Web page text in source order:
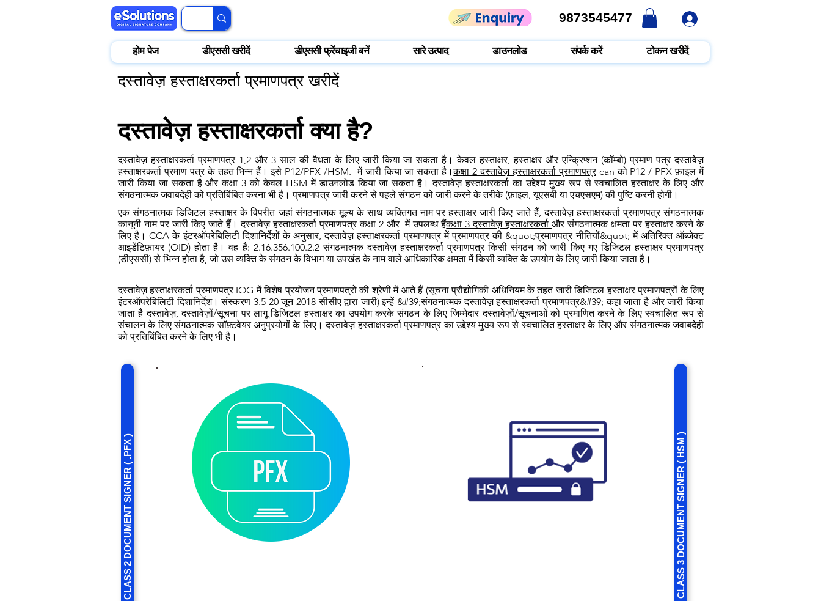
9873545477
9873545477
होम पेज डीएससी खरीदें डीएससी फ्रेंचाइजी बनें सारे उत्पाद डाउनलोड संपर्क करें टोकन खरीदें
दस्तावेज़ हस्ताक्षरकर्ता प्रमाणपत्र खरीदें
दस्तावेज़ हस्ताक्षरकर्ता क्या है?
दस्तावेज़ हस्ताक्षरकर्ता प्रमाणपत्र 1,2 और 3 साल की वैधता के लिए जारी किया जा सकता है। केवल हस्ताक्षर, हस्ताक्षर और एन्क्रिप्शन (कॉम्बो) प्रमाण पत्र दस्तावेज़
हस्ताक्षरकर्ता प्रमाण पत्र के तहत भिन्न हैं। इसे P12/PFX /HSM. में जारी किया जा सकता है।कक्षा 2 दस्तावेज़ हस्ताक्षरकर्ता प्रमाणपत्रcan को P12 / PFX फ़ाइल में
जारी किया जा सकता है और कक्षा 3 को केवल HSM में डाउनलोड किया जा सकता है। दस्तावेज़ हस्ताक्षरकर्ता का उद्देश्य मुख्य रूप से स्वचालित हस्ताक्षर के लिए और
संगठनात्मक जवाबदेही को प्रतिबिंबित करना भी है। प्रमाणपत्र जारी करने से पहले संगठन को जारी करने के तरीके (फ़ाइल, यूएसबी या एचएसएम) की पुष्टि करनी होगी।
एक संगठनात्मक डिजिटल हस्ताक्षर के विपरीत जहां संगठनात्मक मूल्य के साथ व्यक्तिगत नाम पर हस्ताक्षर जारी किए जाते हैं, दस्तावेज़ हस्ताक्षरकर्ता प्रमाणपत्र संगठनात्मक
कानूनी नाम पर जारी किए जाते हैं। दस्तावेज़ हस्ताक्षरकर्ता प्रमाणपत्र कक्षा 2 और में उपलब्ध हैंकक्षा 3 दस्तावेज़ हस्ताक्षरकर्ताऔर संगठनात्मक क्षमता पर हस्ताक्षर करने के
लिए है। CCA के इंटरऑपरेबिलिटी दिशानिर्देशों के अनुसार, दस्तावेज़ हस्ताक्षरकर्ता प्रमाणपत्र में प्रमाणपत्र की &quot;प्रमाणपत्र नीतियों&quot; में अतिरिक्त ऑब्जेक्ट
आइडेंटिफ़ायर (OID) होता है। वह है: 2.16.356.100.2.2संगठनात्मक दस्तावेज़ हस्ताक्षरकर्ता प्रमाणपत्र किसी संगठन को जारी किए गए डिजिटल हस्ताक्षर प्रमाणपत्र
(डीएससी) से भिन्न होता है, जो उस व्यक्ति के संगठन के विभाग या उपखंड के नाम वाले आधिकारिक क्षमता में किसी व्यक्ति के उपयोग के लिए जारी किया जाता है।
दस्तावेज़ हस्ताक्षरकर्ता प्रमाणपत्र IOG में विशेष प्रयोजन प्रमाणपत्रों की श्रेणी में आते हैं (सूचना प्रौद्योगिकी अधिनियम के तहत जारी डिजिटल हस्ताक्षर प्रमाणपत्रों के लिए
इंटरऑपरेबिलिटी दिशानिर्देश। संस्करण 3.5 20 जून 2018 सीसीए द्वारा जारी) इन्हें &#39;संगठनात्मक दस्तावेज़ हस्ताक्षरकर्ता प्रमाणपत्र&#39; कहा जाता है और जारी किया
जाता है दस्तावेज़, दस्तावेज़ों/सूचना पर लागू डिजिटल हस्ताक्षर का उपयोग करके संगठन के लिए जिम्मेदार दस्तावेज़ों/सूचनाओं को प्रमाणित करने के लिए स्वचालित रूप से
संचालन के लिए संगठनात्मक सॉफ़्टवेयर अनुप्रयोगों के लिए। दस्तावेज़ हस्ताक्षरकर्ता प्रमाणपत्र का उद्देश्य मुख्य रूप से स्वचालित हस्ताक्षर के लिए और संगठनात्मक जवाबदेही
को प्रतिबिंबित करने के लिए भी है।
CLASS 2 DOCUMENT SIGNER ( .PFX ) CLASS 3 DOCUMENT SIGNER ( HSM )